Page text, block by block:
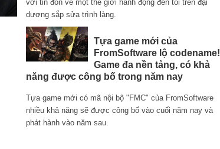
với tin đồn về một thế giới hành động đen tối trên đại
dương sắp sửa trình làng.
Tựa game mới của
FromSoftware lộ codename!
Game đa nền tảng, có khả
năng được công bố trong năm nay
Tựa game mới có mã nội bộ "FMC" của FromSoftware
nhiều khả năng sẽ được công bố vào cuối năm nay và
phát hành vào năm sau.